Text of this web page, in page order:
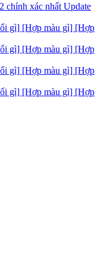
chính xác nhất Update
gì] [Hợp màu gì] [Hợp
gì] [Hợp màu gì] [Hợp
gì] [Hợp màu gì] [Hợp
gì] [Hợp màu gì] [Hợp